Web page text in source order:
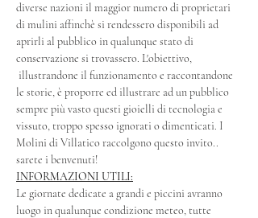
diverse nazioni il maggior numero di proprietari
di mulini affinchè si rendessero disponibili ad
aprirli al pubblico in qualunque stato di
conservazione si trovassero. L'obiettivo,
illustrandone il funzionamento e raccontandone
le storie, è proporre ed illustrare ad un pubblico
sempre più vasto questi gioielli di tecnologia e
vissuto, troppo spesso ignorati o dimenticati. I
Molini di Villatico raccolgono questo invito..
sarete i benvenuti!
INFORMAZIONI UTILI:
Le giornate dedicate a grandi e piccini avranno
luogo in qualunque condizione meteo, tutte